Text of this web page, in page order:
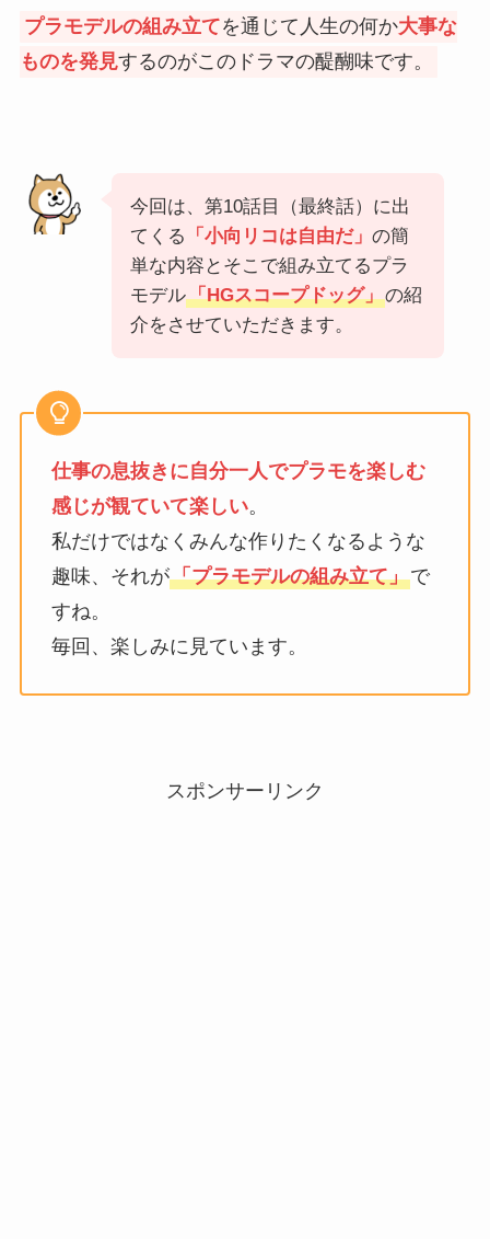
プラモデルの組み立てを通じて人生の何か大事な
ものを発見するのがこのドラマの醍醐味です。
今回は、第10話目（最終話）に出
てくる
「小向リコは自由だ」 の簡
単な内容とそこで組み立てるプラ
モデル「HGスコープドッグ」の紹
介をさせていただきます。
仕事の息抜きに自分一人でプラモを楽しむ
感じが観ていて楽しい。
私だけではなくみんな作りたくなるような
趣味、それが「プラモデルの組み立て」で
すね。
毎回、楽しみに見ています。
スポンサーリンク